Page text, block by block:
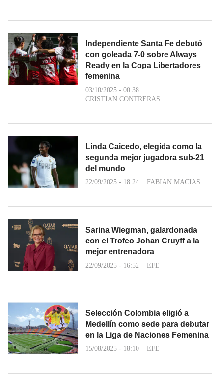
Independiente Santa Fe debutó
con goleada 7-0 sobre Always
Ready en la Copa Libertadores
femenina
03/10/2025 - 00:38
CRISTIAN CONTRERAS
Linda Caicedo, elegida como la
segunda mejor jugadora sub-21
del mundo
22/09/2025 - 18:24 FABIAN MACIAS
Sarina Wiegman, galardonada
con el Trofeo Johan Cruyff a la
mejor entrenadora
22/09/2025 - 16:52 EFE
Selección Colombia eligió a
Medellín como sede para debutar
en la Liga de Naciones Femenina
15/08/2025 - 18:10 EFE